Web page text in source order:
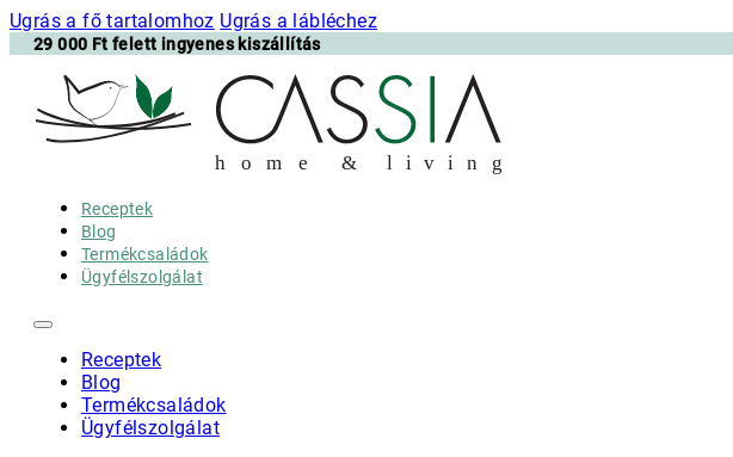
Ugrás a fő tartalomhoz Ugrás a lábléchez
29 000 Ft felett ingyenes kiszállítás
h o m e & l i v i n g
Receptek
Blog
Termékcsaládok
Ügyfélszolgálat
Receptek
Blog
Termékcsaládok
Ügyfélszolgálat